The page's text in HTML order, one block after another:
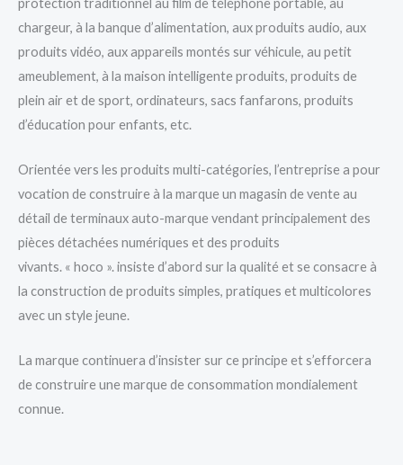
chargeur, à la banque d’alimentation, aux produits audio, aux
produits vidéo, aux appareils montés sur véhicule, au petit
ameublement, à la maison intelligente produits, produits de
plein air et de sport, ordinateurs, sacs fanfarons, produits
d’éducation pour enfants, etc.
Orientée vers les produits multi-catégories, l’entreprise a pour
vocation de construire à la marque un magasin de vente au
détail de terminaux auto-marque vendant principalement des
pièces détachées numériques et des produits
vivants. « hoco ». insiste d’abord sur la qualité et se consacre à
la construction de produits simples, pratiques et multicolores
avec un style jeune.
La marque continuera d’insister sur ce principe et s’efforcera
de construire une marque de consommation mondialement
connue.